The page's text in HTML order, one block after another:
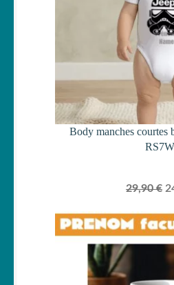
Body manches courtes
29,90€